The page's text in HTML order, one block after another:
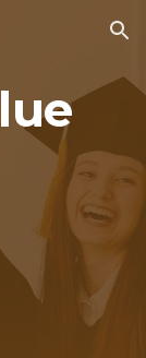
Skip to navigation